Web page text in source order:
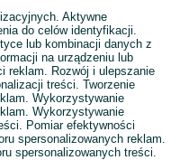
Aktywne
do celów identyfikacji.
lub kombinacji danych z
na urządzeniu lub
reklam. Rozwój i ulepszanie
treści. Tworzenie
Wykorzystywanie
Wykorzystywanie
Pomiar efektywności
spersonalizowanych reklam.
spersonalizowanych treści.